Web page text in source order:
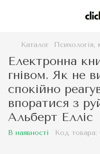
Каталог Психологія,
Електронна
гнівом. Як не
спокійно
впоратися з
Альберт Елліс
В наявності Код товара: